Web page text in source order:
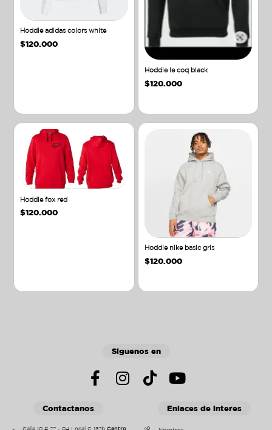
Hoddie adidas colors white
$120.000
Hoddie le coq black
$120.000
Hoddie fox red
$120.000
Hoddie nike basic gris
$120.000
Siguenos en
Contactanos
Calle 10 # 22 - 04 Local C 132b Centro
Enlaces de interes